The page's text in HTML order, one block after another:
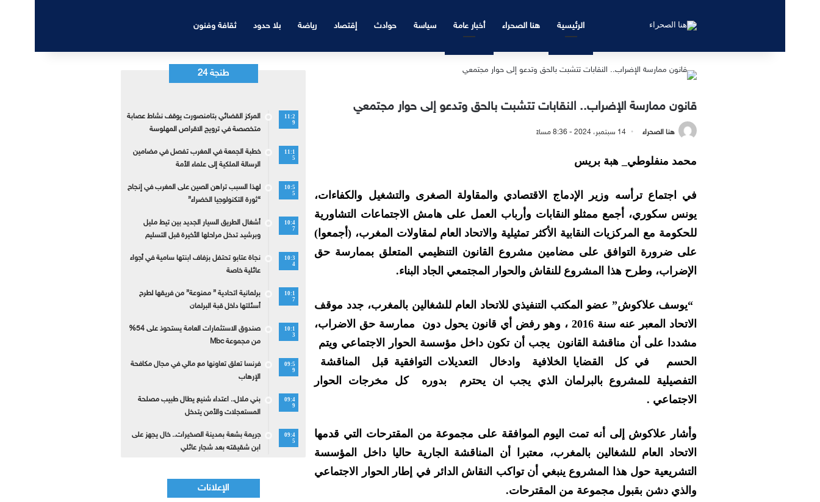
الرئيسية هنا الصحراء أخبار عامة سياسة حوادث إقتصاد رياضة بلا حدود ثقافة وفنون
قانون ممارسة الإضراب.. النقابات تتشبت بالحق وتدعو إلى حوار مجتمعي
هنا الصحراء 14 سبتمبر، 2024 - 8:36 مساءً
محمد منفلوطي_ هبة بريس
في اجتماع ترأسه وزير الإدماج الاقتصادي والمقاولة الصغرى والتشغيل والكفاءات،
يونس سكوري، أجمع ممثلو النقابات وأرباب العمل على هامش الاجتماعات التشاورية
للحكومة مع المركزيات النقابية الأكثر تمثيلية والاتحاد العام لمقاولات المغرب، (أجمعوا)
على ضرورة التوافق على مضامين مشروع القانون التنظيمي المتعلق بممارسة حق
الإضراب، وطرح هذا المشروع للنقاش والحوار المجتمعي الجاد البناء.
“يوسف علاكوش” عضو المكتب التنفيذي للاتحاد العام للشغالين بالمغرب، جدد موقف
الاتحاد المعبر عنه سنة 2016 ، وهو رفض أي قانون يحول دون ممارسة حق الاضراب،
مشددا على أن مناقشة القانون يجب أن تكون داخل مؤسسة الحوار الاجتماعي ويتم
الحسم في كل القضايا الخلافية وادخال التعديلات التوافقية قبل المناقشة
التفصيلية للمشروع بالبرلمان الذي يجب ان يحترم بدوره كل مخرجات الحوار
الاجتماعي .
وأشار علاكوش إلى أنه تمت اليوم الموافقة على مجموعة من المقترحات التي قدمها
الاتحاد العام للشغالين بالمغرب، معتبرا أن المناقشة الجارية حاليا داخل المؤسسة
التشريعية حول هذا المشروع ينبغي أن تواكب النقاش الدائر في إطار الحوار الاجتماعي
والذي دشن بقبول مجموعة من المقترحات.
طنجة 24
11:2
9
المركز القضائي بتامنصورت يوقف نشاط عصابة
متخصصة في ترويج الاقراص المهلوسة
11:1
5
خطبة الجمعة في المغرب تفصل في مضامين
الرسالة الملكية إلى علماء الأمة
10:5
5
لهذا السبب تراهن الصين على المغرب في إنجاح
“ثورة التكنولوجيا الخضراء”
10:4
7
أشغال الطريق السيار الجديد بين تيط مليل
وبرشيد تدخل مراحلها الأخيرة قبل التسليم
10:3
4
نجاة عتابو تحتفل بزفاف ابنتها سامية في أجواء
عائلية خاصة
10:1
7
برلمانية اتحادية ” ممنوعة” من فريقها لطرح
أسئلتها داخل قبة البرلمان
10:1
3
صندوق الاستثمارات العامة يستحوذ على 54%
من مجموعة Mbc
09:5
9
فرنسا تعلق تعاونها مع مالي في مجال مكافحة
الإرهاب
09:4
9
بني ملال.. اعتداء شنيع يطال طبيب مصلحة
المستعجلات والأمن يتدخل
09:4
5
جريمة بشعة بمدينة الصخيرات.. خال يجهز على
ابن شقيقته بعد شجار عائلي
الإعلانات